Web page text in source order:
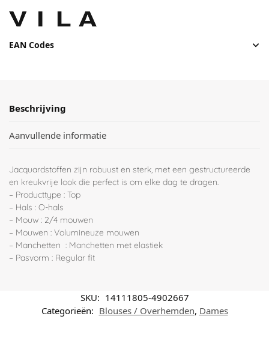
EAN Codes
Beschrijving
Aanvullende informatie
Jacquardstoffen zijn robuust en sterk, met een gestructureerde
en kreukvrije look die perfect is om elke dag te dragen.
– Producttype : Top
– Hals : O-hals
– Mouw : 2/4 mouwen
– Mouwen : Volumineuze mouwen
– Manchetten : Manchetten met elastiek
– Pasvorm : Regular fit
SKU: 14111805-4902667
Categorieën: Blouses / Overhemden, Dames